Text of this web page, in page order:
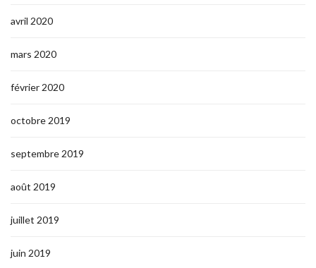
avril 2020
mars 2020
février 2020
octobre 2019
septembre 2019
août 2019
juillet 2019
juin 2019